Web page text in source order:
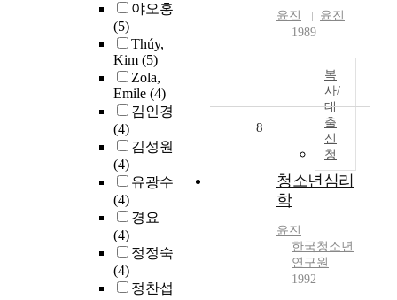
야오홍
(5)
Thúy,
Kim (5)
Zola,
Emile (4)
김인경
(4)
김성원
(4)
유광수
(4)
경요
(4)
정정숙
(4)
정찬섭
윤진
윤진
1989
복
사/
대
출
신
청
8
청소년심리
학
윤진
한국청소년
연구원
1992